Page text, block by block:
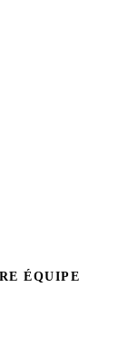
ÉQUIPE